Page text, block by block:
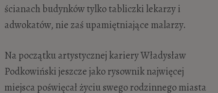
ścianach budynków tylko tabliczki lekarzy i
adwokatów, nie zaś upamiętniające malarzy.
Na początku artystycznej kariery Władysław
Podkowiński jeszcze jako rysownik najwięcej
miejsca poświęcał życiu swego rodzinnego miasta